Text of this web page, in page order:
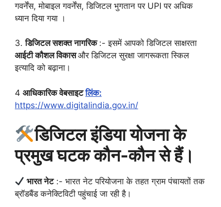
गवर्नेंस, मोबाइल गवर्नेंस, डिजिटल भुगतान पर UPI पर अधिक
ध्यान दिया गया ।
3.डिजिटल सशक्त नागरिक :- इसमें आपको डिजिटल साक्षरता
आईटी कौशल विकासऔर डिजिटल सुरक्षा जागरूकता स्किल
इत्यादि को बढ़ाना।
4 आधिकारिक वेबसाइटलिंक:
https://www.digitalindia.gov.in/
डिजिटल इंडिया योजना के
प्रमुख घटक कौन-कौन से हैं।
भारत नेट:- भारत नेट परियोजना के तहत ग्राम पंचायतों तक
ब्रॉडबैंड कनेक्टिविटी पहुंचाई जा रही है।